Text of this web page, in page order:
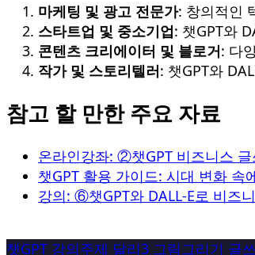
마케팅 및 광고 전문가: 창의적인
스타트업 및 중소기업: 챗GPT와
콘텐츠 크리에이터 및 블로거: 다
작가 및 스토리텔러: 챗GPT와
참고 할 만한 주요 자료
온라인강좌: ②챗GPT 비즈니스
챗GPT 활용 가이드: 시대 변화 속
강의: ⑥챗GPT와 DALL-E로 비즈
챗GPT 강의주제 달리3 그림그리기 글